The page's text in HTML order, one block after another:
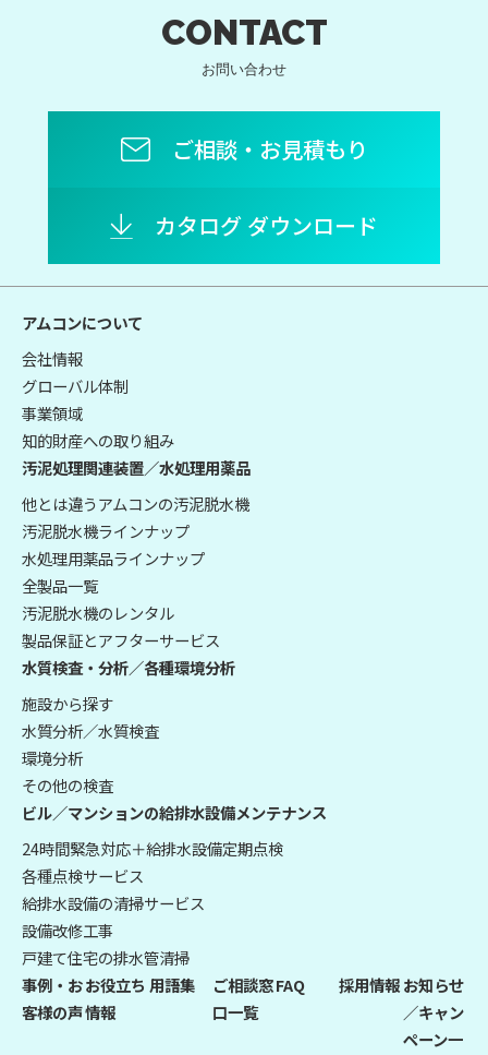
CONTACT
お問い合わせ
ご相談・お見積もり
カタログ ダウンロード
アムコンについて
会社情報
グローバル体制
事業領域
知的財産への取り組み
汚泥処理関連装置／水処理用薬品
他とは違うアムコンの汚泥脱水機
汚泥脱水機ラインナップ
水処理用薬品ラインナップ
全製品一覧
汚泥脱水機のレンタル
製品保証とアフターサービス
水質検査・分析／各種環境分析
施設から探す
水質分析／水質検査
環境分析
その他の検査
ビル／マンションの給排水設備メンテナンス
24時間緊急対応＋給排水設備定期点検
各種点検サービス
給排水設備の清掃サービス
設備改修工事
戸建て住宅の排水管清掃
事例・お
客様の声
お役立ち
情報
用語集
ご相談窓
口一覧
FAQ 採用情報お知らせ
／キャン
ペーン一